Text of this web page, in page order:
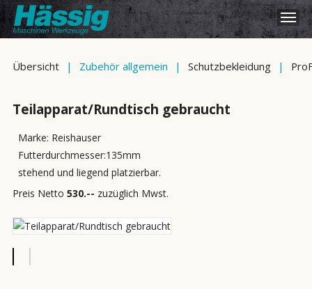
Übersicht | Zubehör allgemein | Schutzbekleidung |
Teilapparat/Rundtisch gebraucht
Marke: Reishauser
Futterdurchmesser:135mm
stehend und liegend platzierbar.
Preis Netto 530.-- zuzüglich Mwst.